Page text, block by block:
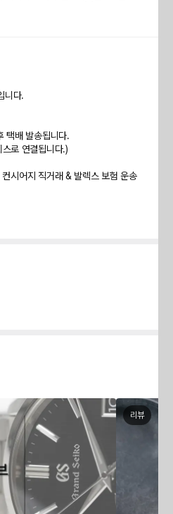
니다.
택배 발송됩니다.
로 연결됩니다.)
시어지 직거래 & 발렉스 보험 운송
리뷰